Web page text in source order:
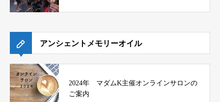
アンシェントメモリーオイル
2024年 マダムK主催オンラインサロンの
ご案内